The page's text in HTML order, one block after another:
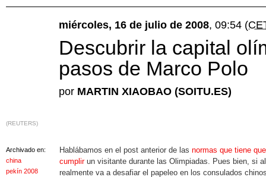
miércoles, 16 de julio de 2008, 09:54
Descubrir la capital
pasos de Marco Polo
por MARTIN XIAOBAO (SOITU.ES)
(REUTERS)
Archivado en:
china
pekín 2008
Hablábamos en el post anterior de las normas que tiene que
cumplirun visitante durante las Olimpiadas. Pues bien, si
realmente va a desafiar el papeleo en los consulados